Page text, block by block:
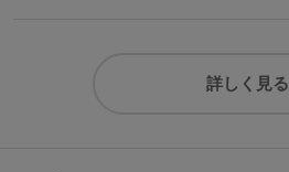
詳しく見る